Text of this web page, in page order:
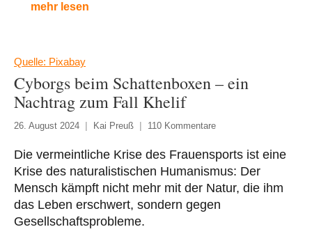
mehr lesen
Quelle: Pixabay
Cyborgs beim Schattenboxen – ein
Nachtrag zum Fall Khelif
26. August 2024 Kai Preuß 110 Kommentare
Die vermeintliche Krise des Frauensports ist eine
Krise des naturalistischen Humanismus: Der
Mensch kämpft nicht mehr mit der Natur, die ihm
das Leben erschwert, sondern gegen
Gesellschaftsprobleme.